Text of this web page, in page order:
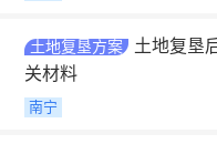
土地复垦方案
土地复垦
关材料
南宁